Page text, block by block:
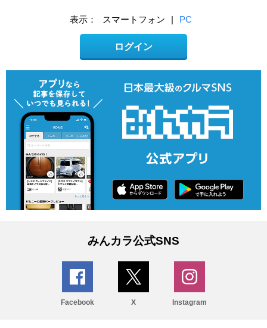
表示： スマートフォン PC
ログイン
みんカラ公式SNS
Facebook X Instagram